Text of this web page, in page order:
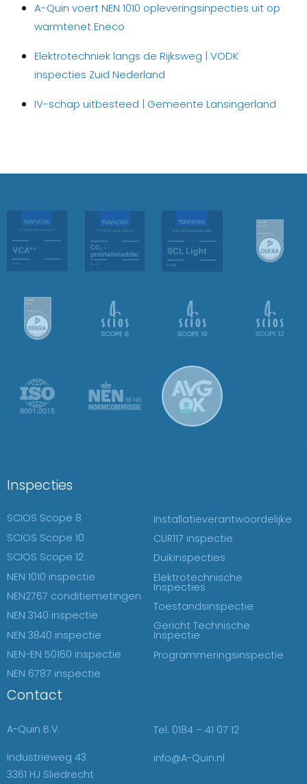
A-Quin voert NEN 1010 opleveringsinpecties uit op
warmtenet Eneco
Elektrotechniek langs de Rijksweg | VODK
inspecties Zuid Nederland
IV-schap uitbesteed | Gemeente Lansingerland
Inspecties
SCIOS Scope 8
SCIOS Scope 10
SCIOS Scope 12
NEN 1010 inspectie
NEN2767 conditiemetingen
NEN 3140 inspectie
NEN 3840 inspectie
NEN-EN 50160 inspectie
NEN 6787 inspectie
Installatieverantwoordelijke
CUR117 inspectie
Duikinspecties
Elektrotechnische
Inspecties
Toestandsinspectie
Gericht Technische
Inspectie
Programmeringsinspectie
Contact
A-Quin B.V.
Industrieweg 43
3361 HJ Sliedrecht
Tel. 0184 – 41 07 12
info@A-Quin.nl